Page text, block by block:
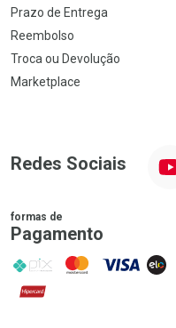
Prazo de Entrega
Reembolso
Troca ou Devolução
Marketplace
Redes Sociais
formas de
Pagamento
PIX MasterCard
VISA ELO
Hipercard